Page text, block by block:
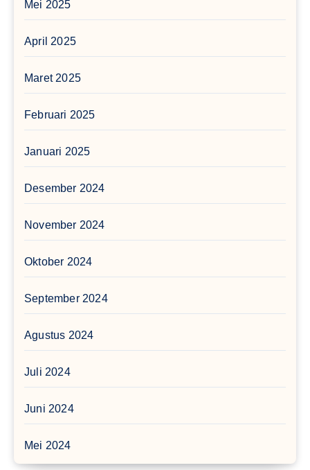
Mei 2025
April 2025
Maret 2025
Februari 2025
Januari 2025
Desember 2024
November 2024
Oktober 2024
September 2024
Agustus 2024
Juli 2024
Juni 2024
Mei 2024